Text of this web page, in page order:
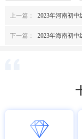
上一篇： 2023年河南初中
下一篇： 2023年海南初中